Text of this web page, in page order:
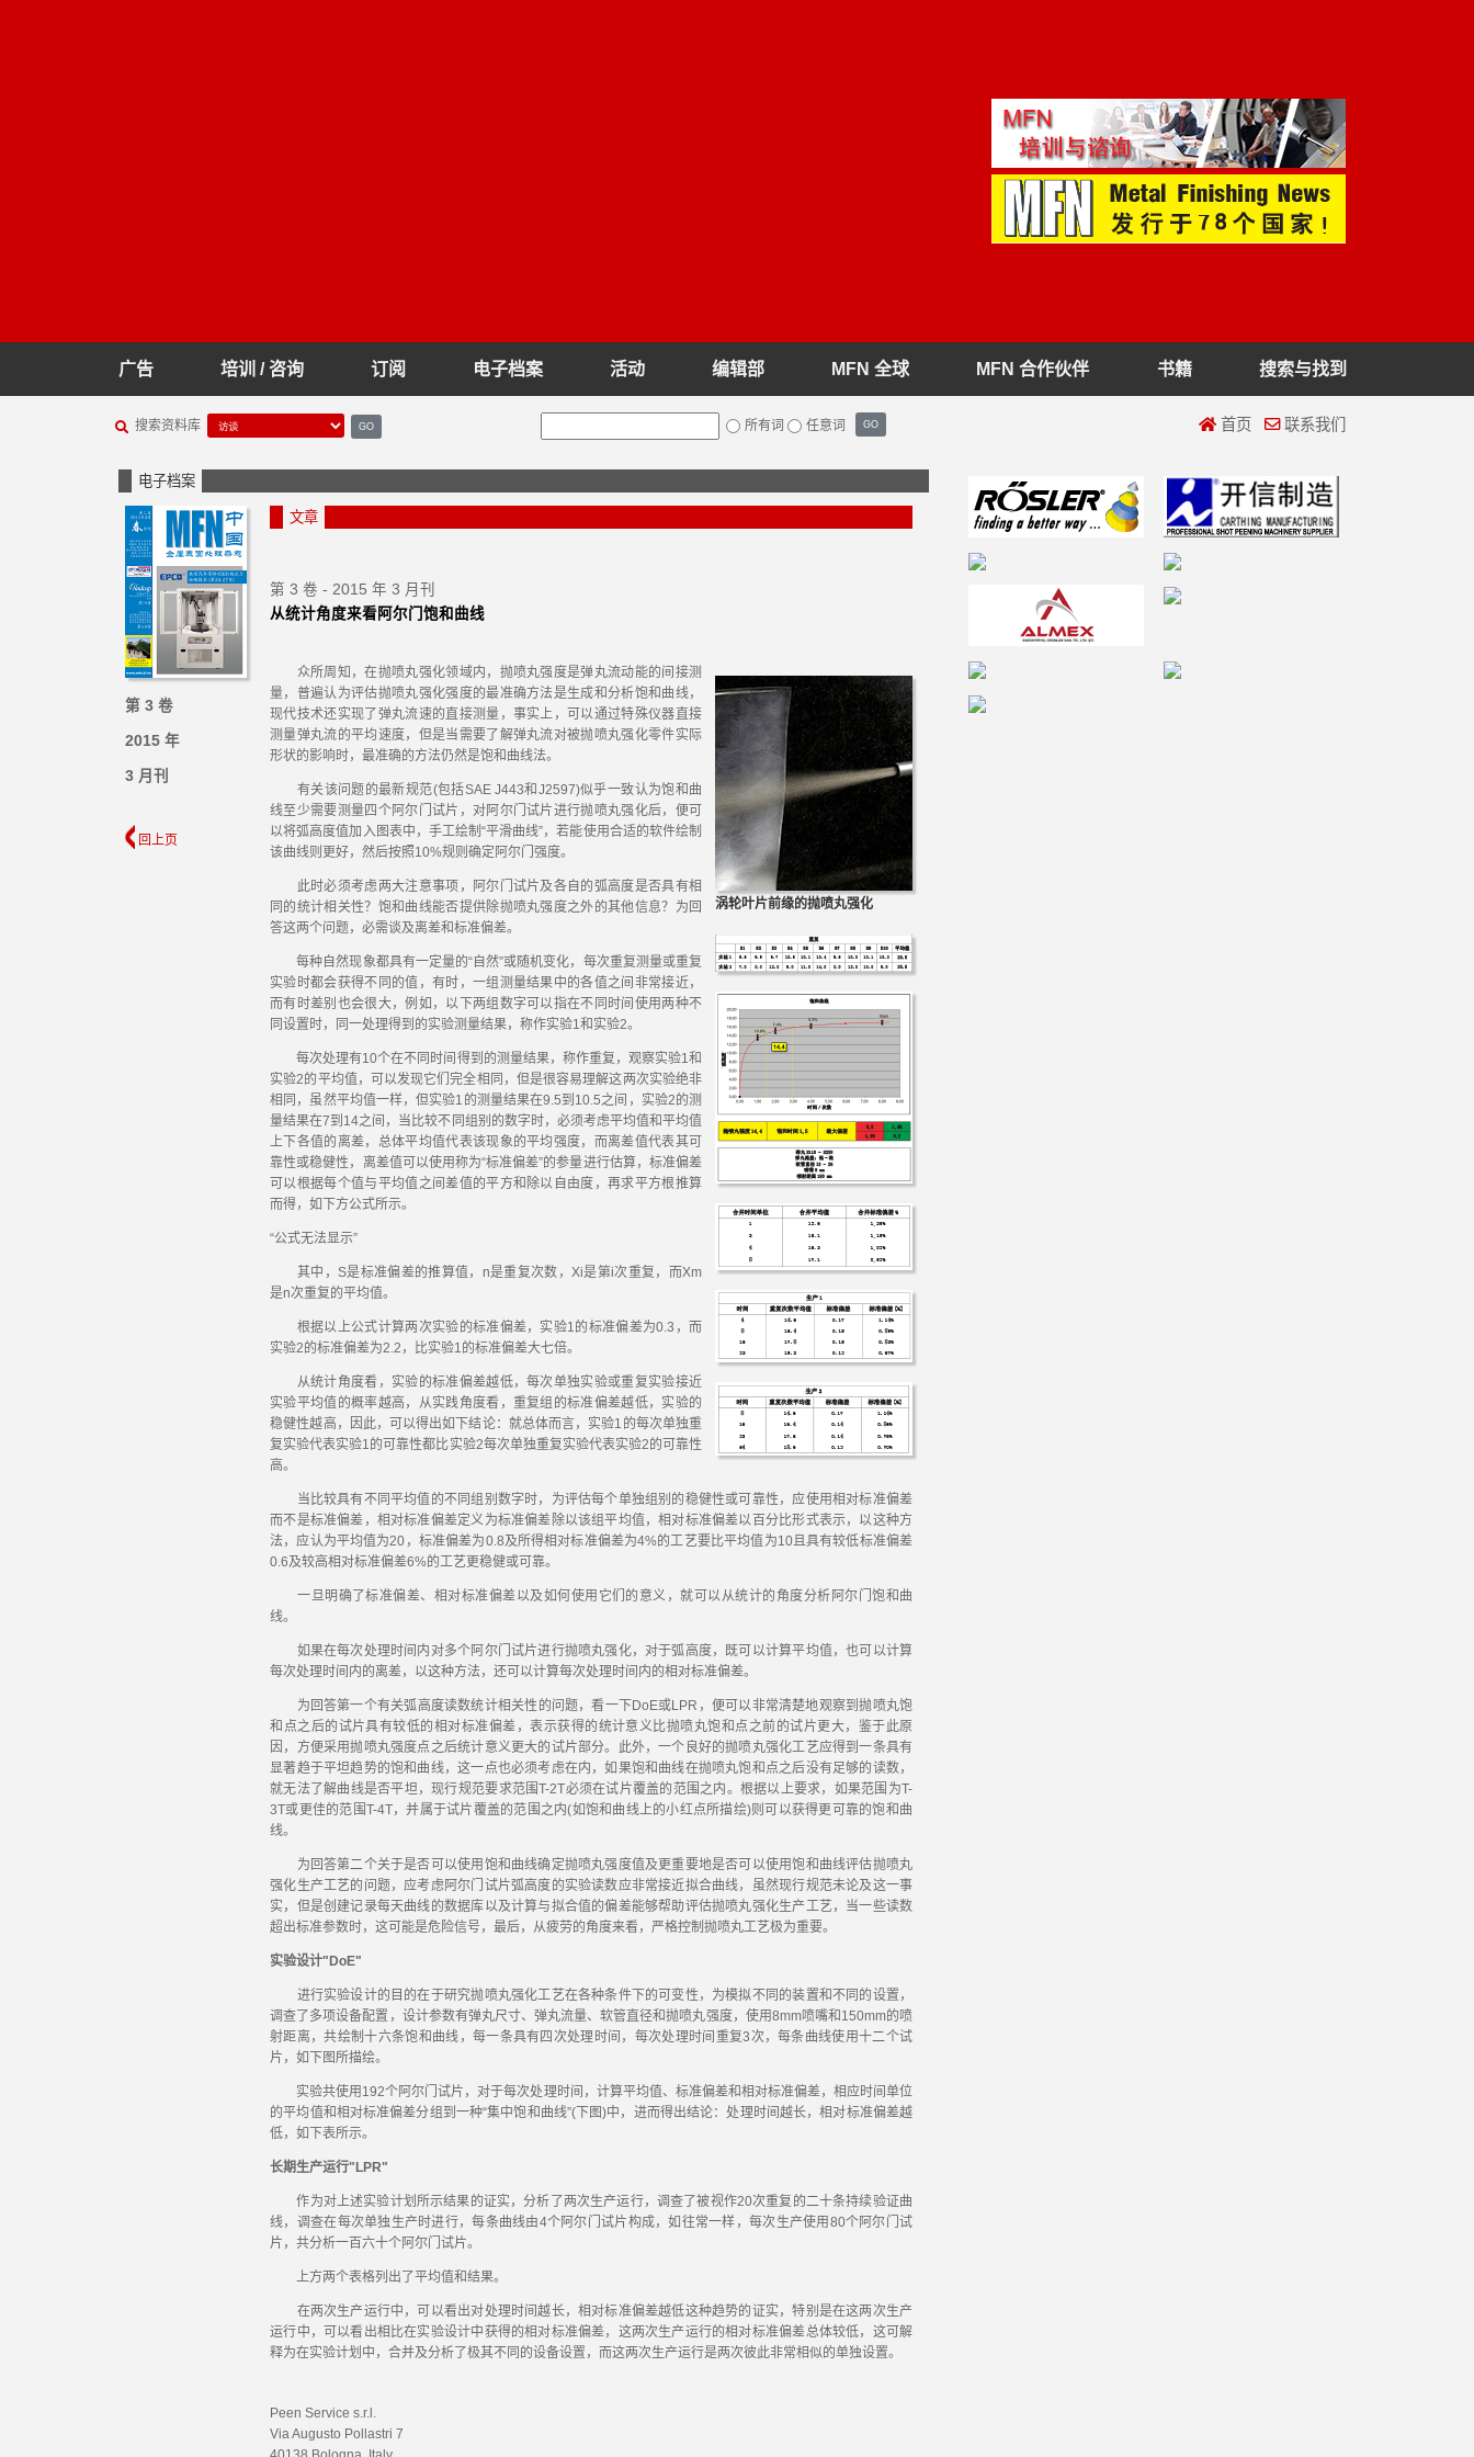
广告 培训 / 咨询 订阅 电子档案 活动 编辑部 MFN 全球 MFN 合作伙伴 书籍 搜索与找到
搜索资料库 GO 所有词 任意词 GO 首页 联系我们
电子档案
第 3 卷
2015 年
3 月刊
回上页
文章
第 3 卷 - 2015 年 3 月刊
从统计角度来看阿尔门饱和曲线
涡轮叶片前缘的抛喷丸强化
众所周知，在抛喷丸强化领域内，抛喷丸强度是弹丸流动能的间接测
量，普遍认为评估抛喷丸强化强度的最准确方法是生成和分析饱和曲线，
现代技术还实现了弹丸流速的直接测量，事实上，可以通过特殊仪器直接
测量弹丸流的平均速度，但是当需要了解弹丸流对被抛喷丸强化零件实际
形状的影响时，最准确的方法仍然是饱和曲线法。
有关该问题的最新规范(包括SAE J443和J2597)似乎一致认为饱和曲
线至少需要测量四个阿尔门试片，对阿尔门试片进行抛喷丸强化后，便可
以将弧高度值加入图表中，手工绘制“平滑曲线”，若能使用合适的软件绘制
该曲线则更好，然后按照10%规则确定阿尔门强度。
此时必须考虑两大注意事项，阿尔门试片及各自的弧高度是否具有相
同的统计相关性？饱和曲线能否提供除抛喷丸强度之外的其他信息？为回
答这两个问题，必需谈及离差和标准偏差。
每种自然现象都具有一定量的“自然”或随机变化，每次重复测量或重复
实验时都会获得不同的值，有时，一组测量结果中的各值之间非常接近，
而有时差别也会很大，例如，以下两组数字可以指在不同时间使用两种不
同设置时，同一处理得到的实验测量结果，称作实验1和实验2。
每次处理有10个在不同时间得到的测量结果，称作重复，观察实验1和
实验2的平均值，可以发现它们完全相同，但是很容易理解这两次实验绝非
相同，虽然平均值一样，但实验1的测量结果在9.5到10.5之间，实验2的测
量结果在7到14之间，当比较不同组别的数字时，必须考虑平均值和平均值
上下各值的离差，总体平均值代表该现象的平均强度，而离差值代表其可
靠性或稳健性，离差值可以使用称为“标准偏差”的参量进行估算，标准偏差
可以根据每个值与平均值之间差值的平方和除以自由度，再求平方根推算
而得，如下方公式所示。
“公式无法显示”
其中，S是标准偏差的推算值，n是重复次数，Xi是第i次重复，而Xm
是n次重复的平均值。
根据以上公式计算两次实验的标准偏差，实验1的标准偏差为0.3，而
实验2的标准偏差为2.2，比实验1的标准偏差大七倍。
从统计角度看，实验的标准偏差越低，每次单独实验或重复实验接近
实验平均值的概率越高，从实践角度看，重复组的标准偏差越低，实验的
稳健性越高，因此，可以得出如下结论：就总体而言，实验1的每次单独重
复实验代表实验1的可靠性都比实验2每次单独重复实验代表实验2的可靠性
高。
当比较具有不同平均值的不同组别数字时，为评估每个单独组别的稳健性或可靠性，应使用相对标准偏差
而不是标准偏差，相对标准偏差定义为标准偏差除以该组平均值，相对标准偏差以百分比形式表示，以这种方
法，应认为平均值为20，标准偏差为0.8及所得相对标准偏差为4%的工艺要比平均值为10且具有较低标准偏差
0.6及较高相对标准偏差6%的工艺更稳健或可靠。
一旦明确了标准偏差、相对标准偏差以及如何使用它们的意义，就可以从统计的角度分析阿尔门饱和曲
线。
如果在每次处理时间内对多个阿尔门试片进行抛喷丸强化，对于弧高度，既可以计算平均值，也可以计算
每次处理时间内的离差，以这种方法，还可以计算每次处理时间内的相对标准偏差。
为回答第一个有关弧高度读数统计相关性的问题，看一下DoE或LPR，便可以非常清楚地观察到抛喷丸饱
和点之后的试片具有较低的相对标准偏差，表示获得的统计意义比抛喷丸饱和点之前的试片更大，鉴于此原
因，方便采用抛喷丸强度点之后统计意义更大的试片部分。此外，一个良好的抛喷丸强化工艺应得到一条具有
显著趋于平坦趋势的饱和曲线，这一点也必须考虑在内，如果饱和曲线在抛喷丸饱和点之后没有足够的读数，
就无法了解曲线是否平坦，现行规范要求范围T-2T必须在试片覆盖的范围之内。根据以上要求，如果范围为T-
3T或更佳的范围T-4T，并属于试片覆盖的范围之内(如饱和曲线上的小红点所描绘)则可以获得更可靠的饱和曲
线。
为回答第二个关于是否可以使用饱和曲线确定抛喷丸强度值及更重要地是否可以使用饱和曲线评估抛喷丸
强化生产工艺的问题，应考虑阿尔门试片弧高度的实验读数应非常接近拟合曲线，虽然现行规范未论及这一事
实，但是创建记录每天曲线的数据库以及计算与拟合值的偏差能够帮助评估抛喷丸强化生产工艺，当一些读数
超出标准参数时，这可能是危险信号，最后，从疲劳的角度来看，严格控制抛喷丸工艺极为重要。
实验设计"DoE"
进行实验设计的目的在于研究抛喷丸强化工艺在各种条件下的可变性，为模拟不同的装置和不同的设置，
调查了多项设备配置，设计参数有弹丸尺寸、弹丸流量、软管直径和抛喷丸强度，使用8mm喷嘴和150mm的喷
射距离，共绘制十六条饱和曲线，每一条具有四次处理时间，每次处理时间重复3次，每条曲线使用十二个试
片，如下图所描绘。
实验共使用192个阿尔门试片，对于每次处理时间，计算平均值、标准偏差和相对标准偏差，相应时间单位
的平均值和相对标准偏差分组到一种“集中饱和曲线”(下图)中，进而得出结论：处理时间越长，相对标准偏差越
低，如下表所示。
长期生产运行"LPR"
作为对上述实验计划所示结果的证实，分析了两次生产运行，调查了被视作20次重复的二十条持续验证曲
线，调查在每次单独生产时进行，每条曲线由4个阿尔门试片构成，如往常一样，每次生产使用80个阿尔门试
片，共分析一百六十个阿尔门试片。
上方两个表格列出了平均值和结果。
在两次生产运行中，可以看出对处理时间越长，相对标准偏差越低这种趋势的证实，特别是在这两次生产
运行中，可以看出相比在实验设计中获得的相对标准偏差，这两次生产运行的相对标准偏差总体较低，这可解
释为在实验计划中，合并及分析了极其不同的设备设置，而这两次生产运行是两次彼此非常相似的单独设置。
Peen Service s.r.l.
Via Augusto Pollastri 7